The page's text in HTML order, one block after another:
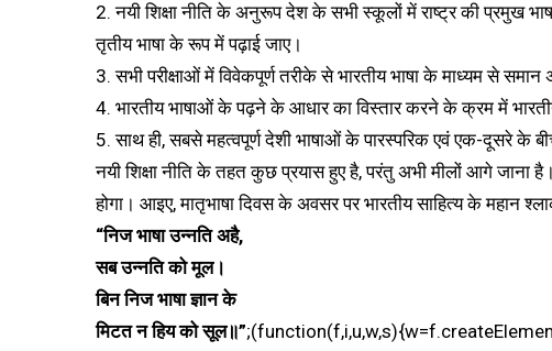
2. नयी शिक्षा नीति के अनुरूप देश के सभी स्कूलों में राष्ट्र की प्रमुख
तृतीय भाषा के रूप में पढ़ाई जाए।
3. सभी परीक्षाओं में विवेकपूर्ण तरीके से भारतीय भाषा के माध्यम से
4. भारतीय भाषाओं के पढ़ने के आधार का विस्तार करने के क्रम में
5. साथ ही, सबसे महत्वपूर्ण देशी भाषाओं के पारस्परिक एवं एक-दूसरे के
नयी शिक्षा नीति के तहत कुछ प्रयास हुए है, परंतु अभी मीलों आगे जाना
होगा। आइए, मातृभाषा दिवस के अवसर पर भारतीय साहित्य के महान
“निज भाषा उन्नति अहै,
सब उन्नति को मूल।
बिन निज भाषा ज्ञान के
मिटत न हिय को सूल॥”